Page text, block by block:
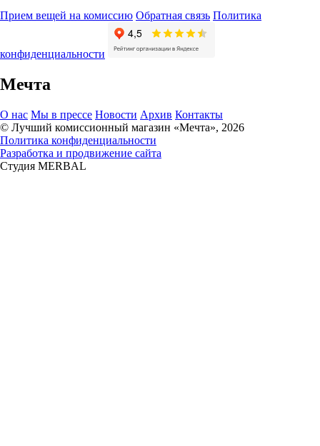
Прием вещей на комиссию Обратная связь Политика
конфиденциальности
Мечта
О нас Мы в прессе Новости Архив Контакты
© Лучший комиссионный магазин «Мечта», 2026
Политика конфиденциальности
Разработка и продвижение сайта
Студия MERBAL